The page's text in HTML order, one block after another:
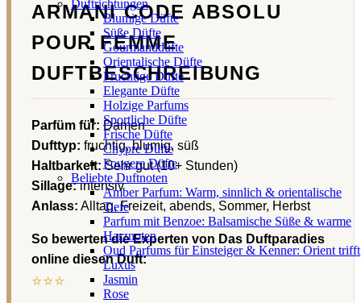
Duftrichtungen
Blumige Düfte
Süße Düfte
Gourmanddüfte
Orientalische Düfte
Fruchtige Düfte
Elegante Düfte
Holzige Parfums
Sportliche Düfte
Frische Düfte
Chypre Düfte
Fougere Düfte
Beliebte Duftnoten
Amber Parfum: Warm, sinnlich & orientalische
Tiefe
Parfum mit Benzoe: Balsamische Süße & warme
Harznoten
Oud Parfums für Einsteiger & Kenner: Orient trifft
Luxus
Jasmin
Rose
ARMANI CODE ABSOLU
POUR FEMME
DUFTBESCHREIBUNG
Parfüm für: Damen
Dufttyp: fruchtig, blumig, süß
Haltbarkeit:Sehr gut (10+ Stunden)
Sillage:intensiv
Anlass: Alltag, Freizeit, abends, Sommer, Herbst
So bewerten die Experten von Das Duftparadies
online diesen Duft:
⭐⭐⭐